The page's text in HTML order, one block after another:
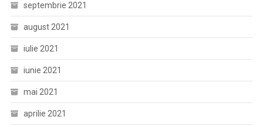
septembrie 2021
august 2021
iulie 2021
iunie 2021
mai 2021
aprilie 2021